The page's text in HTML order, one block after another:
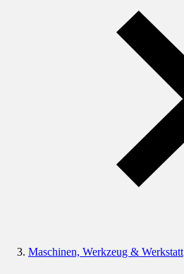
Maschinen, Werkzeug & Werkstatt